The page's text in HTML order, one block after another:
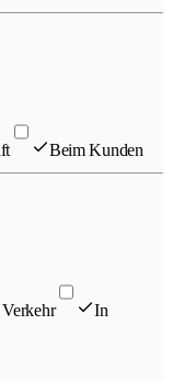
Beim Kunden
In